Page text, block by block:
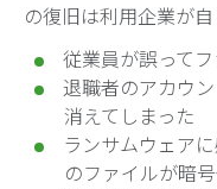
の復旧は利用企業が
従業員が誤って
退職者のアカウ
消えてしまった
ランサムウェア
のファイルが暗